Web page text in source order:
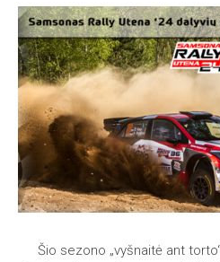
Šio sezono „vyšnaitė ant